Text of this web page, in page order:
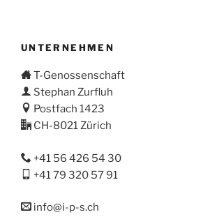
UNTERNEHMEN
T-Genossenschaft
Stephan Zurfluh
Postfach 1423
CH-8021 Zürich
+41 56 426 54 30
+41 79 320 57 91
info@i-p-s.ch